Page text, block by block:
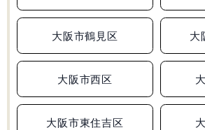
よくあるご質問
0120-
受付時間 10:00～19:00
大阪市鶴見区 大
大阪市西区
大阪市東住吉区